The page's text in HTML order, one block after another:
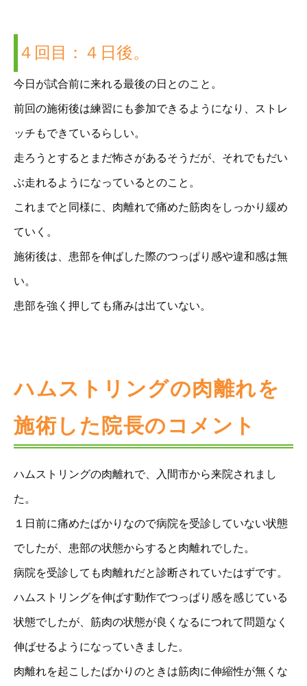
４回目：４日後。
今日が試合前に来れる最後の日とのこと。
前回の施術後は練習にも参加できるようになり、ストレ
ッチもできているらしい。
走ろうとするとまだ怖さがあるそうだが、それでもだい
ぶ走れるようになっているとのこと。
これまでと同様に、肉離れで痛めた筋肉をしっかり緩め
ていく。
施術後は、患部を伸ばした際のつっぱり感や違和感は無
い。
患部を強く押しても痛みは出ていない。
ハムストリングの肉離れを
施術した院長のコメント
ハムストリングの肉離れで、入間市から来院されまし
た。
１日前に痛めたばかりなので病院を受診していない状態
でしたが、患部の状態からすると肉離れでした。
病院を受診しても肉離れだと診断されていたはずです。
ハムストリングを伸ばす動作でつっぱり感を感じている
状態でしたが、筋肉の状態が良くなるにつれて問題なく
伸ばせるようになっていきました。
肉離れを起こしたばかりのときは筋肉に伸縮性が無くな